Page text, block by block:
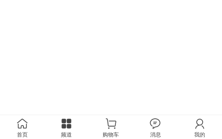
首页 频道 购物车 消息 我的